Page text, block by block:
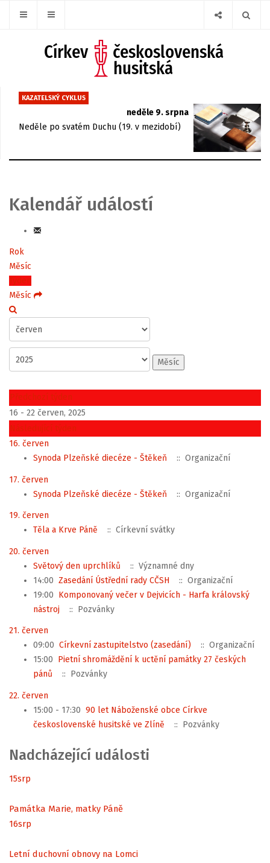
KAZATELSKÝ CYKLUS
neděle 9. srpna
Neděle po svatém Duchu (19. v mezidobí)
Kalendář událostí
Rok
Měsíc
Týden
Měsíc
Měsíc
Předchozí týden
16 - 22 červen, 2025
Následující týden
16. červen
Synoda Plzeňské diecéze - Štěkeň
:: Organizační
17. červen
Synoda Plzeňské diecéze - Štěkeň
:: Organizační
19. červen
Těla a Krve Páně
:: Církevní svátky
20. červen
Světový den uprchlíků
:: Významné dny
14:00 Zasedání Ústřední rady CČSH
:: Organizační
19:00 Komponovaný večer v Dejvicích - Harfa královský
nástroj
:: Pozvánky
21. červen
09:00 Církevní zastupitelstvo (zasedání)
:: Organizační
15:00 Pietní shromáždění k uctění památky 27 českých
pánů
:: Pozvánky
22. červen
15:00 - 17:30 90 let Náboženské obce Církve
československé husitské ve Zlíně
:: Pozvánky
Nadcházející události
15srp
Památka Marie, matky Páně
16srp
Letní duchovní obnovy na Lomci